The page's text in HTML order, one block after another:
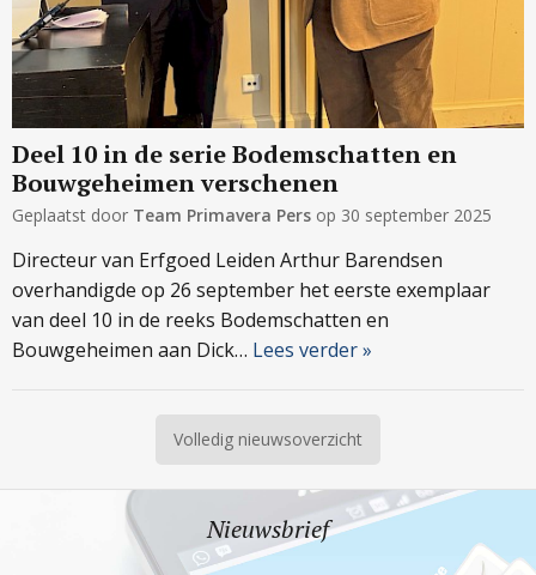
Deel 10 in de serie Bodemschatten en
Bouwgeheimen verschenen
Geplaatst door Team Primavera Pers op 30 september 2025
Directeur van Erfgoed Leiden Arthur Barendsen
overhandigde op 26 september het eerste exemplaar
van deel 10 in de reeks Bodemschatten en
Bouwgeheimen aan Dick… Lees verder »
Volledig nieuwsoverzicht
Nieuwsbrief